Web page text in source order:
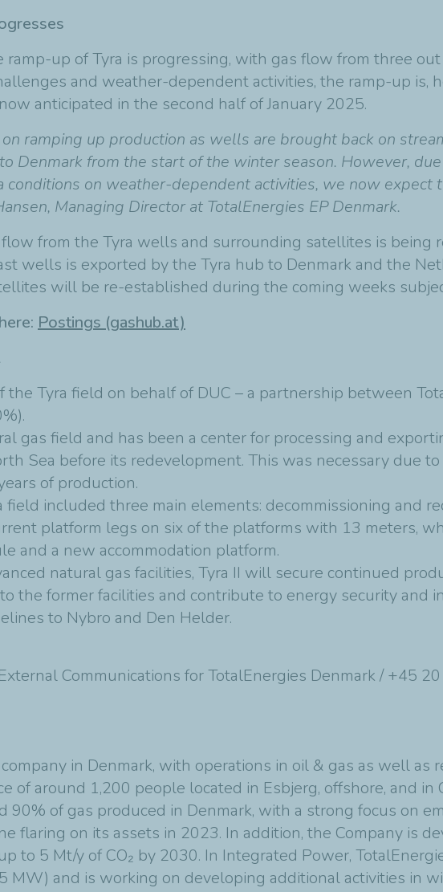
ramp-up of Tyra is progressing, with gas flow from three
and weather-dependent activities, the ramp-up is,
anticipated in the second half of January 2025.
ramping up production as wells are brought back on
Denmark from the start of the winter season. However,
conditions on weather-dependent activities, we now expect
Managing Director at TotalEnergies EP Denmark.
from the Tyra wells and surrounding satellites is being
wells is exported by the Tyra hub to Denmark and the
will be re-established during the coming weeks
Postings (gashub.at)
the Tyra field on behalf of DUC – a partnership between
gas field and has been a center for processing and
Sea before its redevelopment. This was necessary due
of production.
included three main elements: decommissioning and
platform legs on six of the platforms with 13 meters,
and a new accommodation platform.
natural gas facilities, Tyra II will secure continued
the former facilities and contribute to energy security and
to Nybro and Den Helder.
Communications for TotalEnergies Denmark / +45
in Denmark, with operations in oil & gas as well as
of around 1,200 people located in Esbjerg, offshore, and in
90% of gas produced in Denmark, with a strong focus on
flaring on its assets in 2023. In addition, the Company is
to 5 Mt/y of CO₂ by 2030. In Integrated Power,
MW) and is working on developing additional activities in